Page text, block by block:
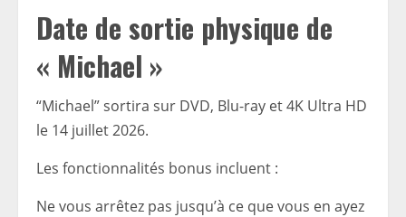
Date de sortie physique de
« Michael »
“Michael” sortira sur DVD, Blu-ray et 4K Ultra HD
le 14 juillet 2026.
Les fonctionnalités bonus incluent :
Ne vous arrêtez pas jusqu’à ce que vous en ayez